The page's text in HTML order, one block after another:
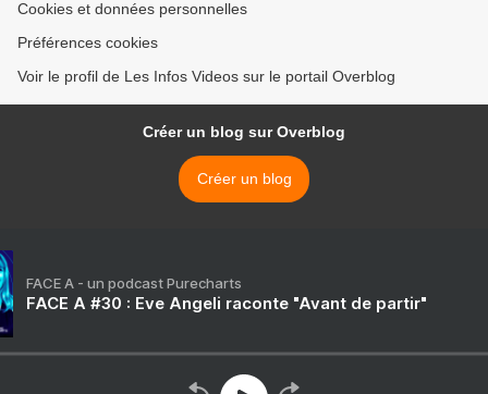
Cookies et données personnelles
Préférences cookies
Voir le profil de Les Infos Videos sur le portail Overblog
Créer un blog sur Overblog
Créer un blog
FACE A - un podcast Purecharts
FACE A #30 : Eve Angeli raconte "Avant de partir"